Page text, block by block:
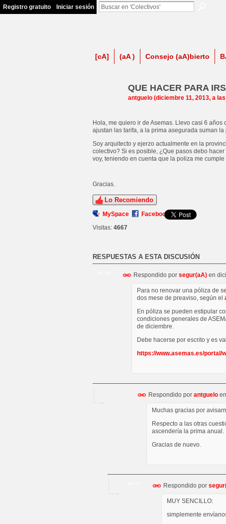
Registro gratuito Iniciar sesión
[cA] (aA ) Consejo (aA)bierto
QUE HACER PARA
antguelo (diciembre 11, 2013, a
Hola, me quiero ir de Asemas. Llevo casi 6
ajustan las tarifa, a la prima asegurada suman
Soy arquitecto y ejerzo actualmente en la
colectivo? Si es posible, ¿Que pasos debo
voy, teniendo en cuenta que la poliza me
Gracias.
Lo Recomiendo
MySpace
Facebook
Visitas: 4667
RESPUESTAS A ESTA DISCUSIÓN
Respondido por segur(aA) en
Para no renovar una póliza de
dos mese de preaviso, según el
En póliza se pueden estipular
condiciones generales de
de diciembre.
Debe hacerse por escrito y es
https://www.asemas.es/
Respondido por antguelo en
Muchas gracias por
Respecto a las otras
ascendería la prima anual.
Gracias de nuevo.
Respondido por
MUY SENCILLO:
simplemente